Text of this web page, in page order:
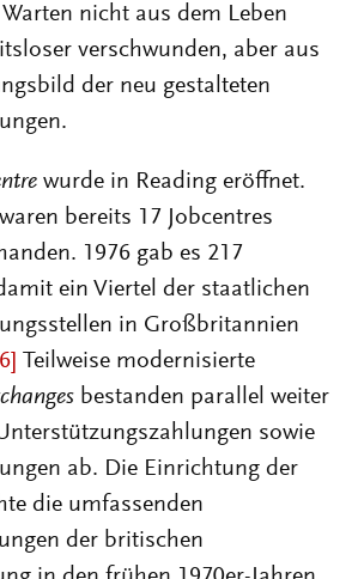
nicht aus dem Leben
verschwunden, aber aus
der neu gestalteten
wurde in Reading eröffnet.
bereits 17 Jobcentres
1976 gab es 217
ein Viertel der staatlichen
in Großbritannien
Teilweise modernisierte
bestanden parallel weiter
sowie
ab. Die Einrichtung der
die umfassenden
der britischen